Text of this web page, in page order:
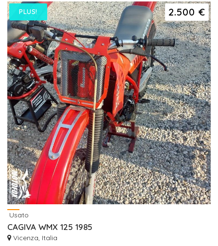
2.500 €
PLUS!
Usato
CAGIVA WMX 125 1985
Vicenza, Italia